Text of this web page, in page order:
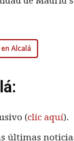
Alcalá
(clic aquí).
últimas